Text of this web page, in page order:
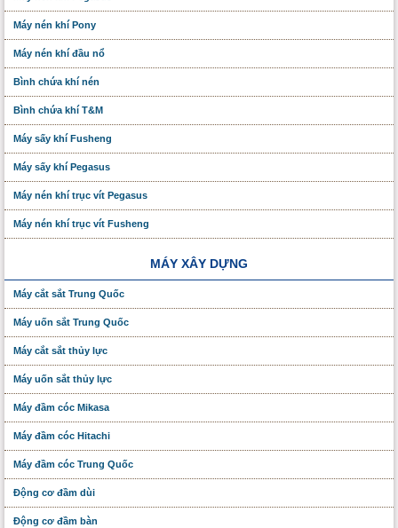
Máy nén khí Pony
Máy nén khí đầu nổ
Bình chứa khí nén
Bình chứa khí T&M
Máy sấy khí Fusheng
Máy sấy khí Pegasus
Máy nén khí trục vít Pegasus
Máy nén khí trục vít Fusheng
MÁY XÂY DỰNG
Máy cắt sắt Trung Quốc
Máy uốn sắt Trung Quốc
Máy cắt sắt thủy lực
Máy uốn sắt thủy lực
Máy đầm cóc Mikasa
Máy đầm cóc Hitachi
Máy đầm cóc Trung Quốc
Động cơ đầm dùi
Động cơ đầm bàn